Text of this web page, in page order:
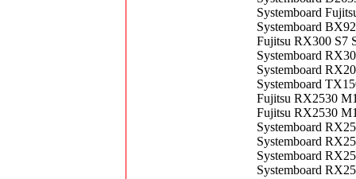
Systemboard
Systemboard
Fujitsu RX300 S7
Systemboard
Systemboard
Systemboard
Fujitsu RX2530
Fujitsu RX2530
Systemboard
Systemboard
Systemboard
Systemboard